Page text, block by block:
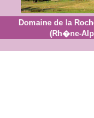
Domaine de la
(Rh�ne-